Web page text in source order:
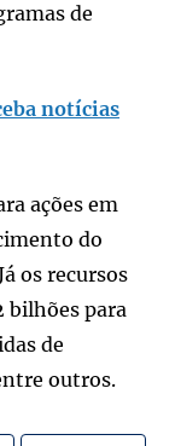
de
notícias
ações em
do
os recursos
bilhões para
de
outros.